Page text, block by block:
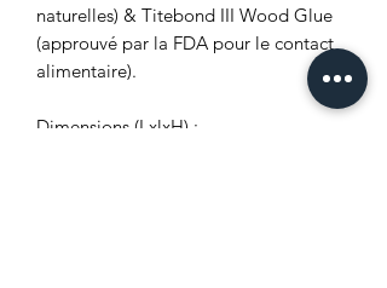
naturelles) & Titebond III Wood Glue
(approuvé par la FDA pour le contact
alimentaire).
Dimensions (LxlxH) :